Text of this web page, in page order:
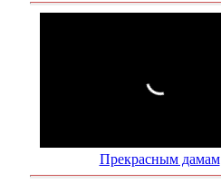
Прекрасным дамам